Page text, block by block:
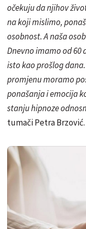
očekuju da njihov
na koji mislimo,
osobnost. A naša
Dnevno imamo od 60
isto kao prošlog
promjenu moramo
ponašanja i emocija
stanju hipnoze
tumači Petra Brzović.